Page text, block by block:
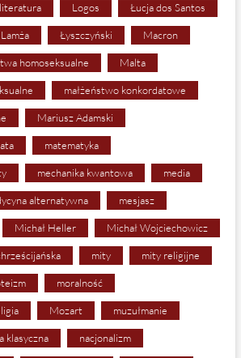
literatura Logos Łucja dos Santos
Łyszczyński Macron
homoseksualne Malta
małżeństwo konkordatowe
Mariusz Adamski
matematyka
mechanika kwantowa media
alternatywna mesjasz
Michał Heller Michał Wojciechowicz
mity mity religijne
moralność
Mozart muzułmanie
klasyczna nacjonalizm